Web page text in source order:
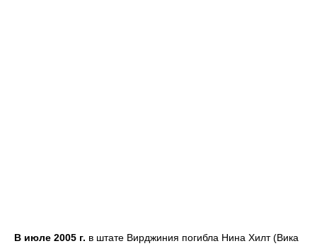
В июле 2005 г. в штате Вирджиния погибла Нина Хилт (Вика